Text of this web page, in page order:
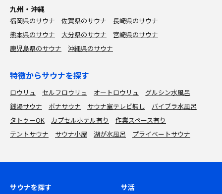
九州・沖縄
福岡県のサウナ 佐賀県のサウナ
長崎県のサウナ
熊本県のサウナ
大分県のサウナ
宮崎県のサウナ
鹿児島県のサウナ
沖縄県のサウナ
特徴からサウナを探す
ロウリュ セルフロウリュ オートロウリュ
グルシン水風呂
銭湯サウナ
ボナサウナ サウナ室テレビ無し
バイブラ水風呂
タトゥーOK
カプセルホテル有り
作業スペース有り
テントサウナ
サウナ小屋 湖が水風呂 プライベートサウナ
サウナを探す サ活